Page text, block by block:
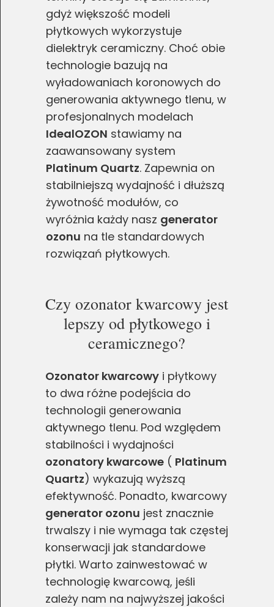
gdyż większość modeli
płytkowych wykorzystuje
dielektryk ceramiczny. Choć obie
technologie bazują na
wyładowaniach koronowych do
generowania aktywnego tlenu, w
profesjonalnych modelach
IdealOZON stawiamy na
zaawansowany system
Platinum Quartz. Zapewnia on
stabilniejszą wydajność i dłuższą
żywotność modułów, co
wyróżnia każdy nasz generator
ozonu na tle standardowych
rozwiązań płytkowych.
Czy ozonator kwarcowy jest
lepszy od płytkowego i
ceramicznego?
Ozonator kwarcowy i płytkowy
to dwa różne podejścia do
technologii generowania
aktywnego tlenu. Pod względem
stabilności i wydajności
ozonatory kwarcowe ( Platinum
Quartz) wykazują wyższą
efektywność. Ponadto, kwarcowy
generator ozonu jest znacznie
trwalszy i nie wymaga tak częstej
konserwacji jak standardowe
płytki. Warto zainwestować w
technologię kwarcową, jeśli
zależy nam na najwyższej jakości
poprawy działania serwisu, personalizacji treści, oraz
analizy ruchu na stronie.
Dostosuj Zezwól na wszystkie